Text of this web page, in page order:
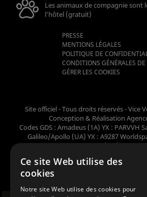
Les animaux de compagnie sont
l’hôtel (gratuit)
PRESSE
MENTIONS LÉGALES
POLITIQUE DE
CONDITIONS GÉNÉRALES DE
GÉRER LES COOKIES
Site officiel - Tous droits réservés - Vice
Conception & Réalisation
Codes GDS : Amadeus (1A) YX : PARVVH
Galileo/Apollo (UA) YX : A9287
Pegasus (WB) YX :
Ce site Web utilise des
cookies
Notre site Web utilise des cookies pour